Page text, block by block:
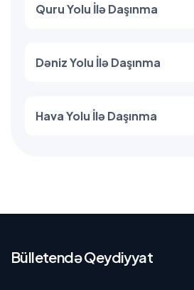
Quru Yolu İlə Daşınma
Dəniz Yolu İlə Daşınma
Hava Yolu İlə Daşınma
Bülletendə Qeydiyyat